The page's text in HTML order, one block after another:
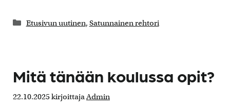
Kategoriat
Etusivun uutinen, Satunnainen rehtori
Mitä tänään koulussa opit?
22.10.2025kirjoittajaAdmin